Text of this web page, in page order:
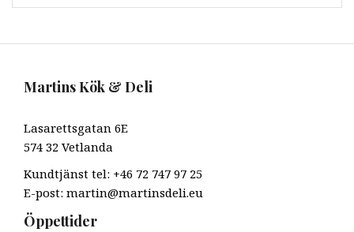
Martins Kök & Deli
Lasarettsgatan 6E
574 32 Vetlanda
Kundtjänst tel: +46 72 747 97 25
E-post: martin@martinsdeli.eu
Öppettider